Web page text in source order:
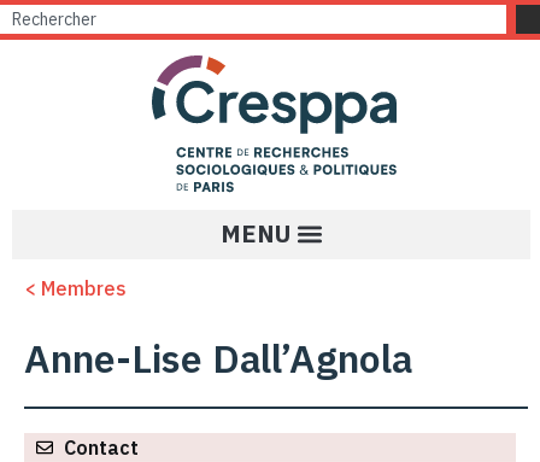
< Membres
Anne-Lise Dall’Agnola
Contact